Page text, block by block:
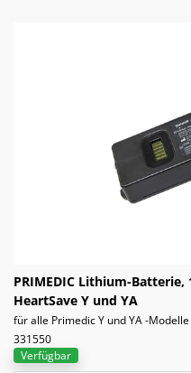
PRIMEDIC Lithium-Batterie,
HeartSave Y und YA
für alle Primedic Y und YA -Modelle
331550
Verfügbar